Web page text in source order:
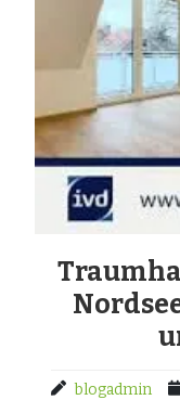
blogadmin